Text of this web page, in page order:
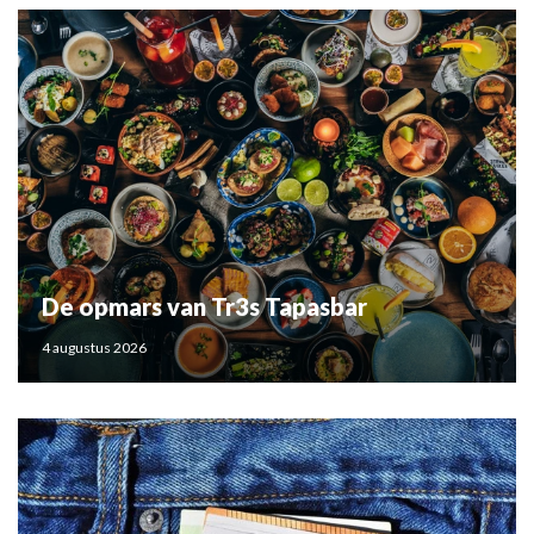
De opmars van Tr3s Tapasbar
4 augustus 2026